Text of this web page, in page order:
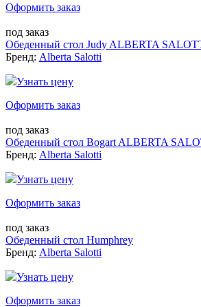
Оформить заказ
под заказ
Обеденный стол Judy ALBERTA
Бренд: Alberta Salotti
Узнать цену
Оформить заказ
под заказ
Обеденный стол Bogart ALBERTA
Бренд: Alberta Salotti
Узнать цену
Оформить заказ
под заказ
Обеденный стол Humphrey
Бренд: Alberta Salotti
Узнать цену
Оформить заказ